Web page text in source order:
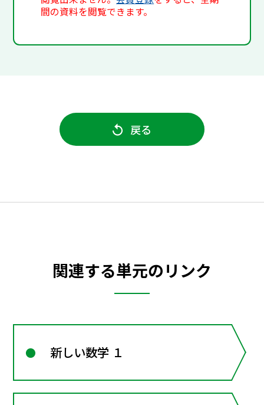
間の資料を閲覧できます。
戻る
関連する単元のリンク
新しい数学 １